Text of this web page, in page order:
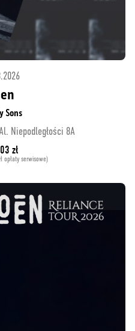
Sons
Niepodległości 8A
zł
opłaty serwisowe)